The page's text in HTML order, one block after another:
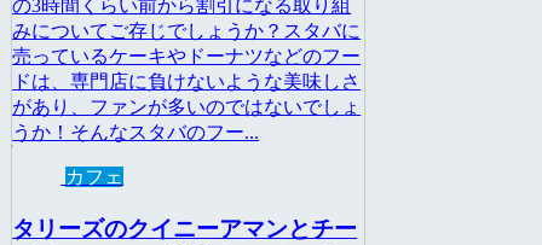
の3時間くらい前から割引になる取り組
みについてご存じでしょうか？スタバに
売っているケーキやドーナツなどのフー
ドは、専門店に負けないような美味しさ
があり、ファンが多いのではないでしょ
うか！そんなスタバのフー...
カフェ
タリーズのクイニーアマンとチー